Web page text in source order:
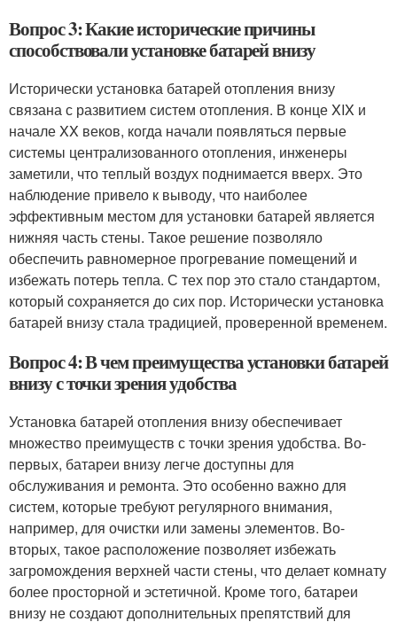
Вопрос 3: Какие исторические причины
способствовали установке батарей внизу
Исторически установка батарей отопления внизу
связана с развитием систем отопления. В конце XIX и
начале XX веков, когда начали появляться первые
системы централизованного отопления, инженеры
заметили, что теплый воздух поднимается вверх. Это
наблюдение привело к выводу, что наиболее
эффективным местом для установки батарей является
нижняя часть стены. Такое решение позволяло
обеспечить равномерное прогревание помещений и
избежать потерь тепла. С тех пор это стало стандартом,
который сохраняется до сих пор. Исторически установка
батарей внизу стала традицией, проверенной временем.
Вопрос 4: В чем преимущества установки батарей
внизу с точки зрения удобства
Установка батарей отопления внизу обеспечивает
множество преимуществ с точки зрения удобства. Во-
первых, батареи внизу легче доступны для
обслуживания и ремонта. Это особенно важно для
систем, которые требуют регулярного внимания,
например, для очистки или замены элементов. Во-
вторых, такое расположение позволяет избежать
загромождения верхней части стены, что делает комнату
более просторной и эстетичной. Кроме того, батареи
внизу не создают дополнительных препятствий для